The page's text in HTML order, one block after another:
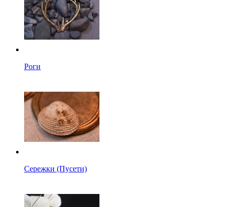
Роги
Сережки (Пусети)